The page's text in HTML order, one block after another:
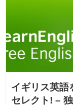
イギリス英語
セレクト! –